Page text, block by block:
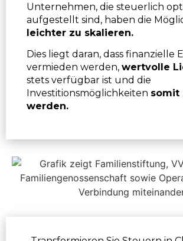
Unternehmen, die steuerlich
aufgestellt sind, haben die
leichter zu skalieren.
Dies liegt daran, dass finanzielle
vermieden werden, wertvolle
stets verfügbar ist und die
Investitionsmöglichkeiten somit
werden.